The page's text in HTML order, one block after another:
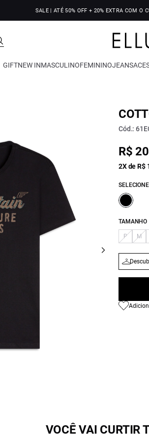
SALE | ATÉ 50% OFF + 20% EXTRA COM O
GIFTNEW INMASCULINOFEMININOJEANS
Cód.:
R$
2X de R$
TAMANHO
P M
VOCÊ VAI CURTIR